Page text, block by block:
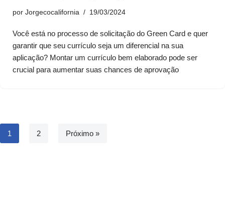
por Jorgecocalifornia 19/03/2024
Você está no processo de solicitação do Green Card e quer
garantir que seu currículo seja um diferencial na sua
aplicação? Montar um currículo bem elaborado pode ser
crucial para aumentar suas chances de aprovação
1 2 Próximo »